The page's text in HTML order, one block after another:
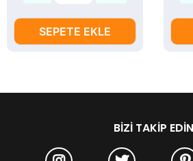
SEPETE EKLE
BIZI TAKIP EDIN